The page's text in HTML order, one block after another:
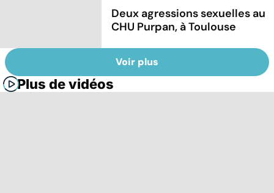
Deux agressions sexuelles au
CHU Purpan, à Toulouse
Voir plus
Plus de vidéos